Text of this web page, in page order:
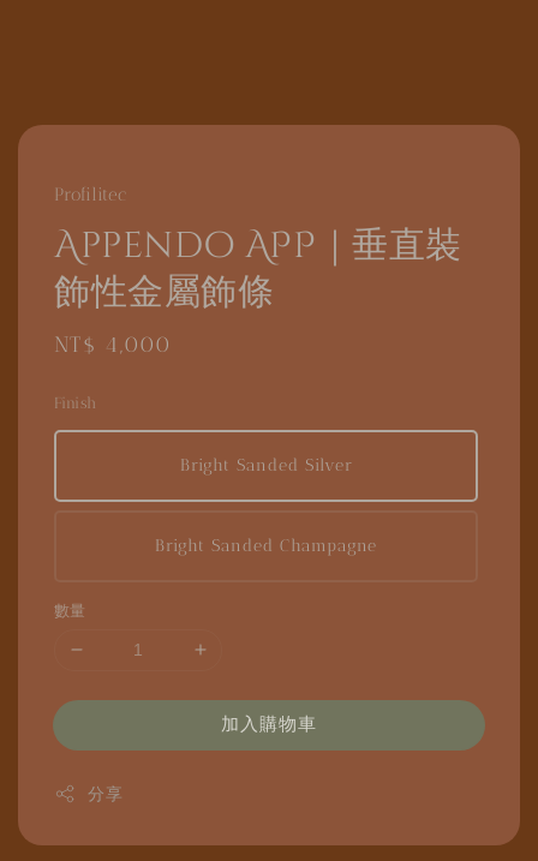
Profilitec
Appendo APP｜垂直裝
飾性金屬飾條
Regular
NT$ 4,000
Finish
Bright Sanded Silver
Bright Sanded Champagne
數量
加入購物車
分享